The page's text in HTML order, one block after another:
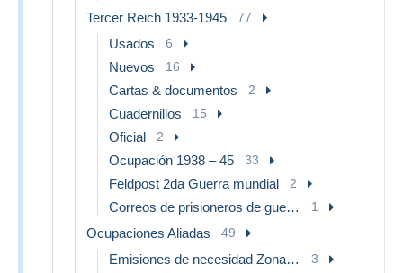
Tercer Reich 1933-1945 77
Usados 6
Nuevos 16
Cartas & documentos 2
Cuadernillos 15
Oficial 2
Ocupación 1938 – 45 33
Feldpost 2da Guerra mundial 2
Correos de prisioneros de guerra 1
Ocupaciones Aliadas 49
Emisiones de necesidad Zona Británica 3